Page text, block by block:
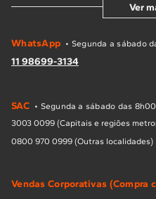
Ver
WhatsApp • Segunda a sábado
11 98699-3134
SAC • Segunda a sábado das
3003 0099 (Capitais e regiões
0800 970 0999 (Outras localidades)
Vendas Corporativas (Compra